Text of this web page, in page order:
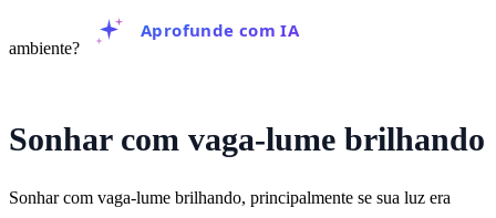
ambiente?
Aprofunde com IA
Sonhar com vaga-lume brilhando
Sonhar com vaga-lume brilhando, principalmente se sua luz era